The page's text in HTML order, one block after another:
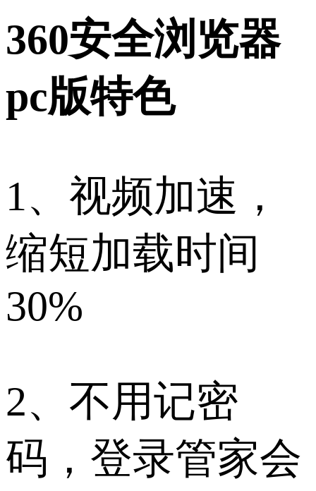
360安全浏览器
pc版特色
1、视频加速，
缩短加载时间
30%
2、不用记密
码，登录管家会